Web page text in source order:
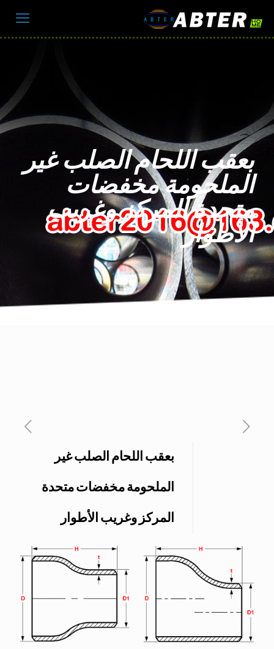
بعقب اللحام الصلب غير
الملحومة مخفضات
متحدة المركز وغريب
الأطوار
بعقب اللحام الصلب غير
الملحومة مخفضات متحدة
المركز وغريب الأطوار